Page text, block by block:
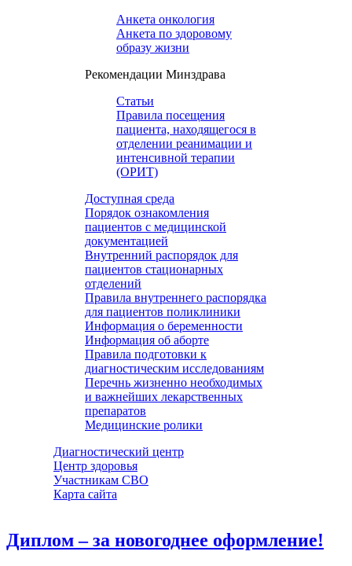
Анкета онкология
Анкета по здоровому
образу жизни
Рекомендации Минздрава
Статьи
Правила посещения
пациента, находящегося в
отделении реанимации и
интенсивной терапии
(ОРИТ)
Доступная среда
Порядок ознакомления
пациентов с медицинской
документацией
Внутренний распорядок для
пациентов стационарных
отделений
Правила внутреннего распорядка
для пациентов поликлиники
Информация о беременности
Информация об аборте
Правила подготовки к
диагностическим исследованиям
Перечнь жизненно необходимых
и важнейших лекарственных
препаратов
Медицинские ролики
Диагностический центр
Центр здоровья
Участникам СВО
Карта сайта
Диплом – за новогоднее оформление!